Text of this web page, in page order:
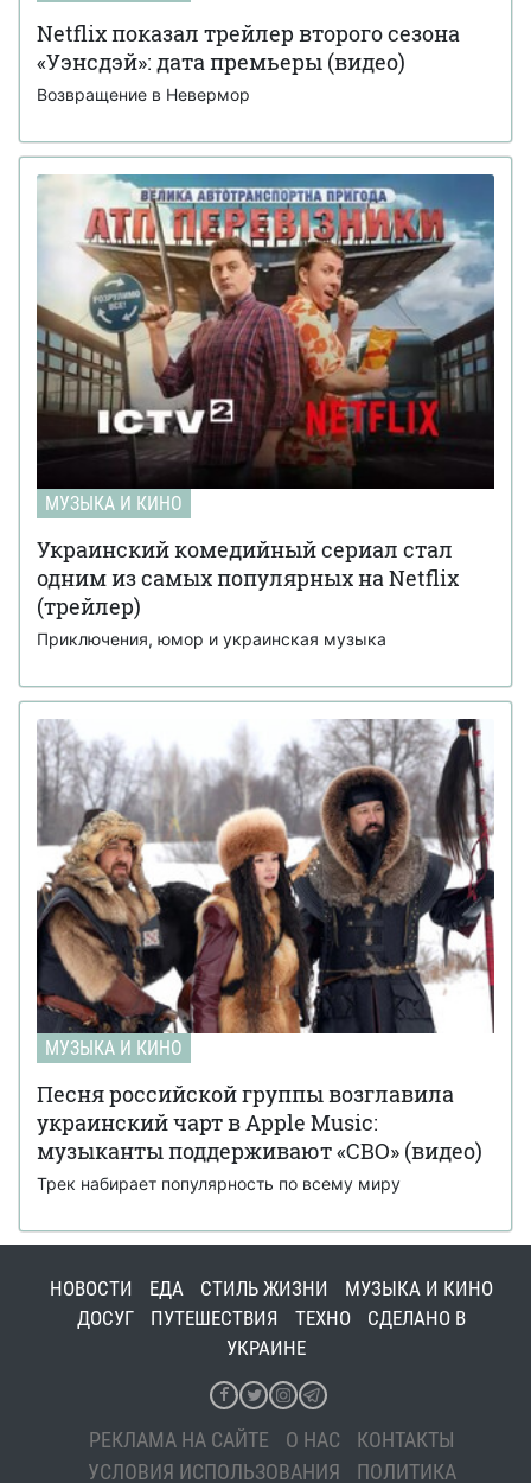
Netflix показал трейлер второго сезона
«Уэнсдэй»: дата премьеры (видео)
Возвращение в Невермор
МУЗЫКА И КИНО
Украинский комедийный сериал стал
одним из самых популярных на Netflix
(трейлер)
Приключения, юмор и украинская музыка
МУЗЫКА И КИНО
Песня российской группы возглавила
украинский чарт в Apple Music:
музыканты поддерживают «СВО» (видео)
Трек набирает популярность по всему миру
НОВОСТИ ЕДА СТИЛЬ ЖИЗНИ
МУЗЫКА И КИНО
ДОСУГ
ПУТЕШЕСТВИЯ ТЕХНО
СДЕЛАНО В
УКРАИНЕ
РЕКЛАМА НА САЙТЕ О НАС
КОНТАКТЫ
УСЛОВИЯ ИСПОЛЬЗОВАНИЯ
ПОЛИТИКА